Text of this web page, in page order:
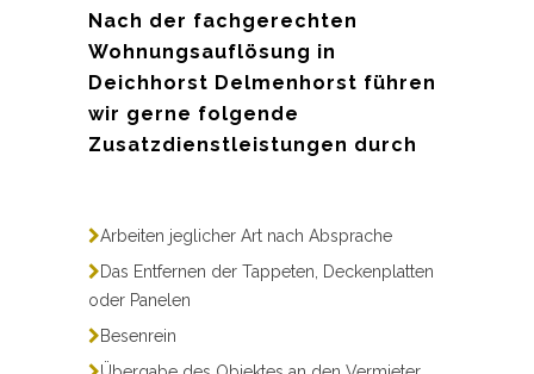
Nach der fachgerechten
Wohnungsauflösung in
Deichhorst Delmenhorst führen
wir gerne folgende
Zusatzdienstleistungen durch
Arbeiten jeglicher Art nach Absprache
Das Entfernen der Tappeten, Deckenplatten
oder Panelen
Besenrein